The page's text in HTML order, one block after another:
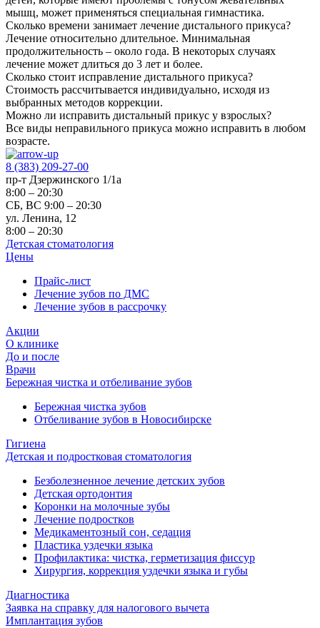
мышц, может применяться специальная гимнастика.
Сколько времени занимает лечение дистального прикуса?
Лечение относительно длительное. Минимальная
продолжительность – около года. В некоторых случаях
лечение может длиться до 3 лет и более.
Сколько стоит исправление дистального прикуса?
Стоимость рассчитывается индивидуально, исходя из
выбранных методов коррекции.
Можно ли исправить дистальный прикус у взрослых?
Все виды неправильного прикуса можно исправить в любом
возрасте.
8 (383) 209-27-00
пр-т Дзержинского 1/1а
8:00 – 20:30
СБ, ВС 9:00 – 20:30
ул. Ленина, 12
8:00 – 20:30
Детская стоматология
Цены
Прайс-лист
Лечение зубов по ДМС
Лечение зубов в рассрочку
Акции
О клинике
До и после
Врачи
Бережная чистка и отбеливание зубов
Бережная чистка зубов
Отбеливание зубов в Новосибирске
Гигиена
Детская и подростковая стоматология
Безболезненное лечение детских зубов
Детская ортодонтия
Коронки на молочные зубы
Лечение подростков
Медикаментозный сон, седация
Пластика уздечки языка
Профилактика: чистка, герметизация фиссур
Хирургия, коррекция уздечки языка и губы
Диагностика
Заявка на справку для налогового вычета
Имплантация зубов